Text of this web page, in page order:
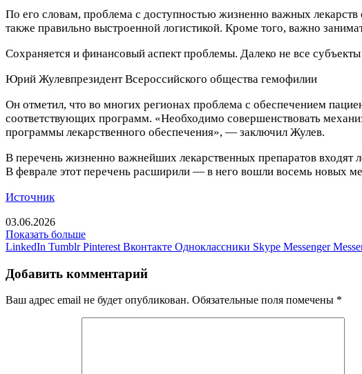
По его словам, проблема с доступностью жизненно важных
также правильно выстроенной логистикой. Кроме того, важно
Сохраняется и финансовый аспект проблемы. Далеко не все
Юрий Жулевпрезидент Всероссийского общества гемофилии
Он отметил, что во многих регионах проблема с обеспечением
соответствующих программ. «Необходимо совершенствовать
программы лекарственного обеспечения», — заключил Жулев.
В перечень жизненно важнейших лекарственных препаратов входят
В феврале этот перечень расширили — в него вошли восемь новых
Источник
03.06.2026
Показать больше
LinkedIn Tumblr Pinterest Вконтакте Одноклассники Skype Messenger
Добавить комментарий
Ваш адрес email не будет опубликован. Обязательные поля помечены *